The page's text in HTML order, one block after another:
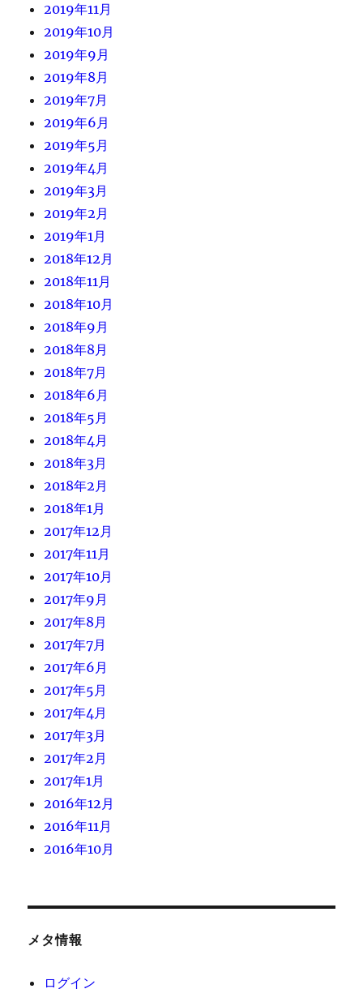
2019年11月
2019年10月
2019年9月
2019年8月
2019年7月
2019年6月
2019年5月
2019年4月
2019年3月
2019年2月
2019年1月
2018年12月
2018年11月
2018年10月
2018年9月
2018年8月
2018年7月
2018年6月
2018年5月
2018年4月
2018年3月
2018年2月
2018年1月
2017年12月
2017年11月
2017年10月
2017年9月
2017年8月
2017年7月
2017年6月
2017年5月
2017年4月
2017年3月
2017年2月
2017年1月
2016年12月
2016年11月
2016年10月
メタ情報
ログイン